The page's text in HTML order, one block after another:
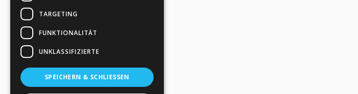
TARGETING
FUNKTIONALITÄT
UNKLASSIFIZIERTE
SPEICHERN & SCHLIESSEN